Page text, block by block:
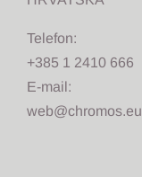
Telefon:
+385 1 2410 666
E-mail:
web@chromos.eu